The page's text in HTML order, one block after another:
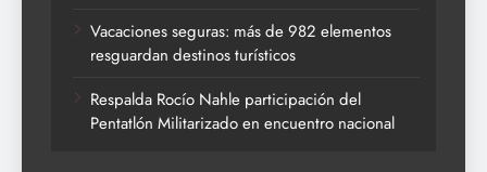
Vacaciones seguras: más de 982 elementos
resguardan destinos turísticos
Respalda Rocío Nahle participación del
Pentatlón Militarizado en encuentro nacional